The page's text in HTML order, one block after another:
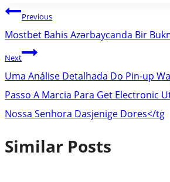
Post
navigation
Previous
Mostbet Bahis Azərbaycanda Bir
Next
Uma Análise Detalhada Do Pin-up
Passo A Marcia Para Get Electronic
Nossa Senhora Dasjenige Dores</tg
Similar Posts